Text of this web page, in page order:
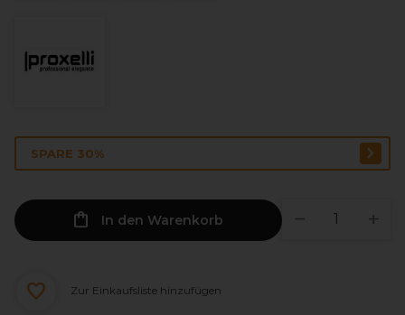
SPARE 30%
In den Warenkorb
Zur Einkaufsliste hinzufügen